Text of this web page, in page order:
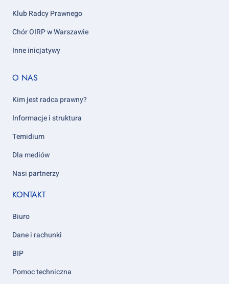
Klub Radcy Prawnego
Chór OIRP w Warszawie
Inne inicjatywy
Footer
5
O NAS
Kim jest radca prawny?
Informacje i struktura
Temidium
Dla mediów
Nasi partnerzy
KONTAKT
Biuro
Dane i rachunki
BIP
Pomoc techniczna